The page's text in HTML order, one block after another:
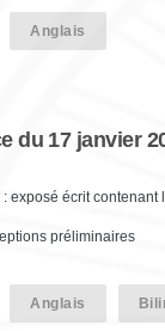
Anglais
du 17 janvier
exposé écrit
préliminaires
Anglais